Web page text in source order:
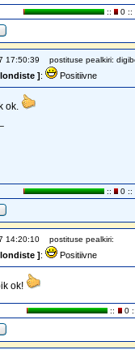
:: 0 ::
17:50:39 postituse pealkiri:
]: Positiivne
ok.
:: 0 ::
14:20:10 postituse pealkiri:
]: Positiivne
ok!
:: 0